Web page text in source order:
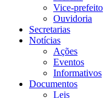
Vice-prefeito
Ouvidoria
Secretarias
Notícias
Ações
Eventos
Informativos
Documentos
Leis